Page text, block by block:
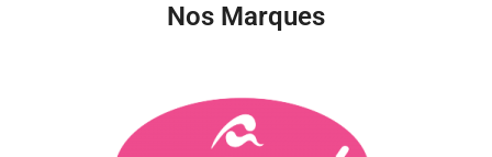
Nos Marques